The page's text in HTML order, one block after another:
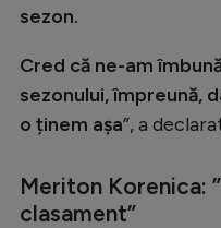
Intră în
Creează
sezon.
Cred că ne-am
sezonului, împreună,
o ținem așa”, a
Meriton Korenica:
clasament”